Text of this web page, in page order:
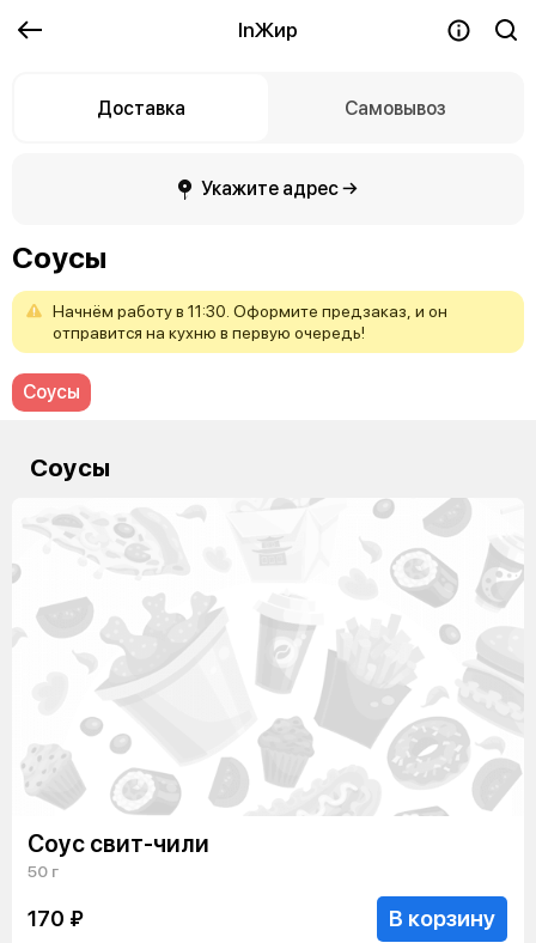
InЖир
Доставка Самовывоз
Укажите адрес →
Соусы
Начнём работув 11:30. Оформите предзаказ, и он
отправится на кухню в первую очередь!
Соусы
Соусы
Соус свит-чили
50 г
170 ₽ В корзину